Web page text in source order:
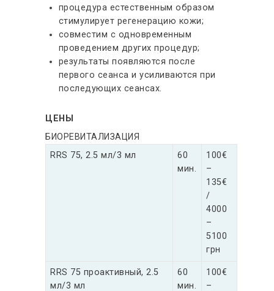
процедура естественным образом
стимулирует регенерацию кожи;
совместим с одновременным
проведением других процедур;
результаты появляются после
первого сеанса и усиливаются при
последующих сеансах.
ЦЕНЫ
БИОРЕВИТАЛИЗАЦИЯ
RRS 75, 2.5 мл/3 мл
60
мин.
100€
–
135€
/
4000
–
5100
грн
RRS 75 проактивный, 2.5
мл/3 мл
60
мин.
100€
–